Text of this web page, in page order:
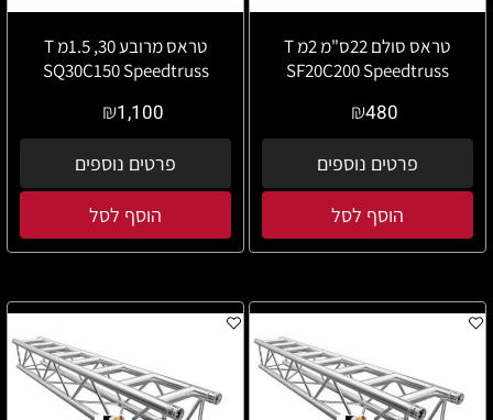
טראס סולם 22ס"מ 2מ T
SF20C200 Speedtruss
₪480
פרטים נוספים
הוסף לסל
טראס מרובע 30, 1.5מ T
SQ30C150 Speedtruss
₪1,100
פרטים נוספים
הוסף לסל